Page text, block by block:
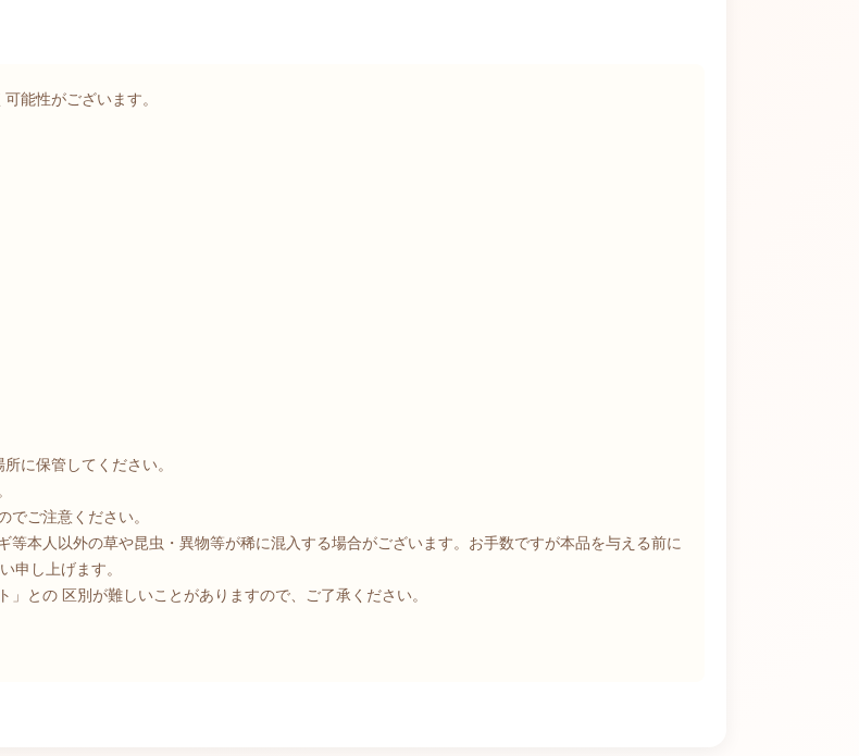
能性がございます。
に保管してください。
ご注意ください。
本人以外の草や昆虫・異物等が稀に混入する場合がございます。お手数ですが本品を与える前に
申し上げます。
との 区別が難しいことがありますので、ご了承ください。